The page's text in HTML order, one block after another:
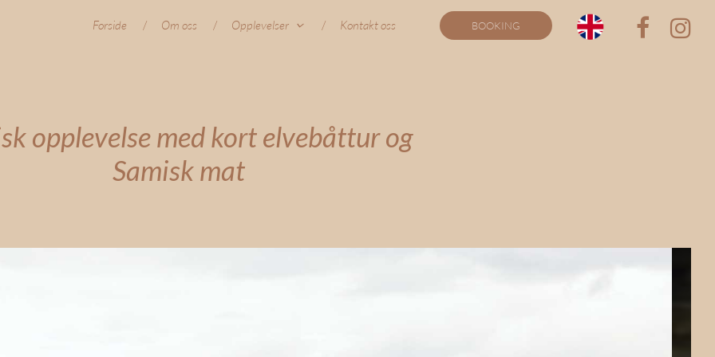
Forside Om oss Opplevelser Kontakt oss BOOKING
opplevelse med kort elvebåttur og
Samisk mat